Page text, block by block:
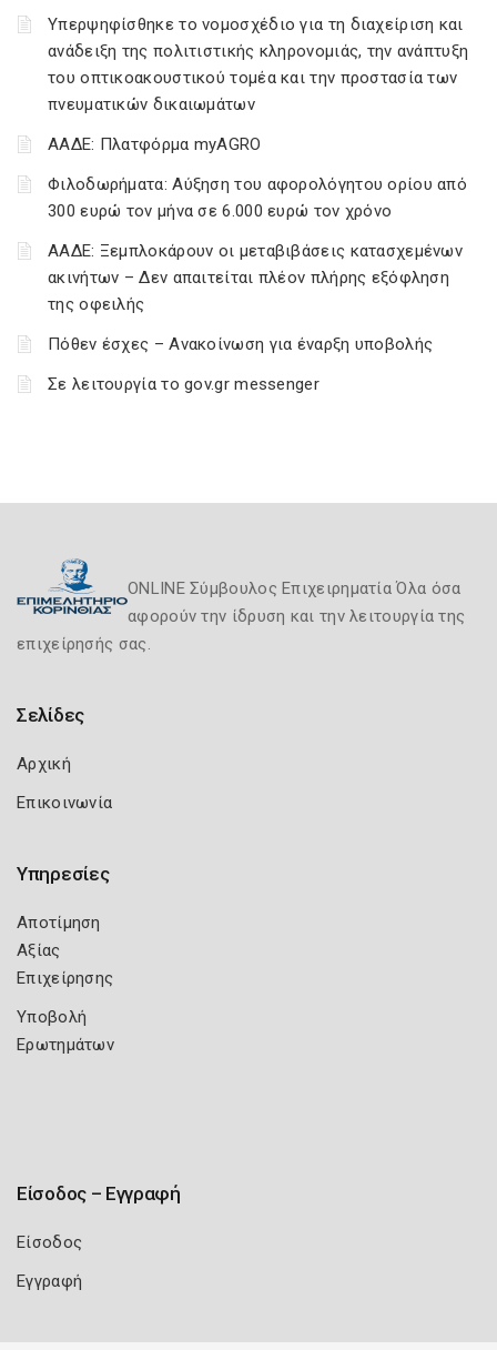
Υπερψηφίσθηκε το νομοσχέδιο για τη διαχείριση και
ανάδειξη της πολιτιστικής κληρονομιάς, την ανάπτυξη
του οπτικοακουστικού τομέα και την προστασία των
πνευματικών δικαιωμάτων
ΑΑΔΕ: Πλατφόρμα myAGRO
Φιλοδωρήματα: Αύξηση του αφορολόγητου ορίου από
300 ευρώ τον μήνα σε 6.000 ευρώ τον χρόνο
ΑΑΔΕ: Ξεμπλοκάρουν οι μεταβιβάσεις κατασχεμένων
ακινήτων – Δεν απαιτείται πλέον πλήρης εξόφληση
της οφειλής
Πόθεν έσχες – Ανακοίνωση για έναρξη υποβολής
Σε λειτουργία το gov.gr messenger
ONLINE Σύμβουλος Επιχειρηματία Όλα όσα
αφορούν την ίδρυση και την λειτουργία της
επιχείρησής σας.
Σελίδες
Αρχική
Επικοινωνία
Υπηρεσίες
Αποτίμηση
Αξίας
Επιχείρησης
Υποβολή
Ερωτημάτων
Είσοδος – Εγγραφή
Είσοδος
Εγγραφή